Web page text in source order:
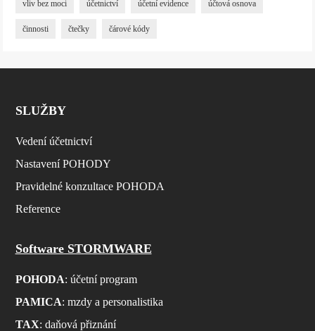
vliv bez moci účetnictví účetní evidence účtová osnova
činnosti čtečky čárové kódy
SLUŽBY
Vedení účetnictví
Nastavení POHODY
Pravidelné konzultace POHODA
Reference
Software STORMWARE
POHODA: účetní program
PAMICA: mzdy a personalistika
TAX: daňová přiznání